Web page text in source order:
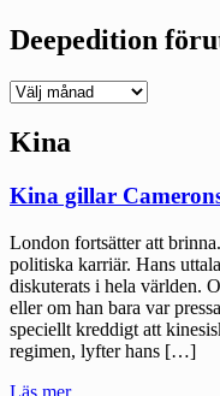
Deepedition
Deepedition
Kina
Kina gillar
London fortsätter att
politiska karriär. Hans
diskuterats i hela världen.
eller om han bara var
speciellt kreddigt att
regimen, lyfter hans […]
Läs mer"Kina